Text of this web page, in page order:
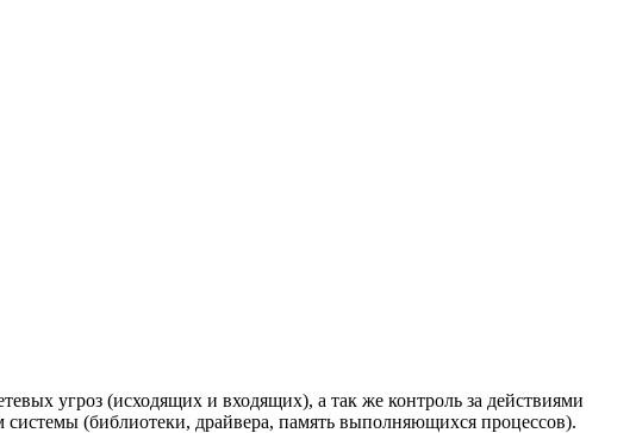
угроз (исходящих и входящих), а так же контроль за действиями
(библиотеки, драйвера, память выполняющихся процессов).